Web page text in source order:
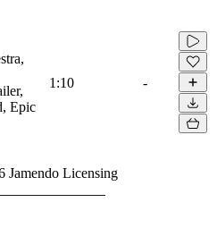
Epic
1:10 -
Jamendo Licensing